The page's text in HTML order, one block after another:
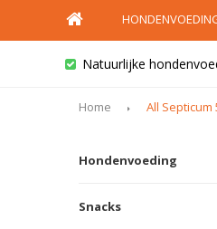
Natuurlijke
Home All Septicum
Hondenvoeding
Snacks